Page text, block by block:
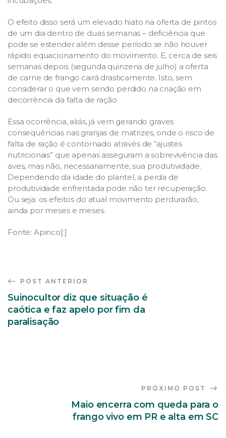
O efeito disso será um elevado hiato na oferta de pintos
de um dia dentro de duas semanas – deficiência que
pode se estender além desse período se não houver
rápido equacionamento do movimento. E, cerca de seis
semanas depois (segunda quinzena de julho) a oferta
de carne de frango cairá drasticamente. Isto, sem
considerar o que vem sendo perdido na criação em
decorrência da falta de ração
Essa ocorrência, aliás, já vem gerando graves
consequências nas granjas de matrizes, onde o risco de
falta de ração é contornado através de “ajustes
nutricionais” que apenas asseguram a sobrevivência das
aves, mas não, necessariamente, sua produtividade.
Dependendo da idade do plantel, a perda de
produtividade enfrentada pode não ter recuperação.
Ou seja: os efeitos do atual movimento perdurarão,
ainda por meses e meses.
Fonte: Apinco[:]
POST ANTERIOR
Suinocultor diz que situação é
caótica e faz apelo por fim da
paralisação
PRÓXIMO POST
Maio encerra com queda para o
frango vivo em PR e alta em SC